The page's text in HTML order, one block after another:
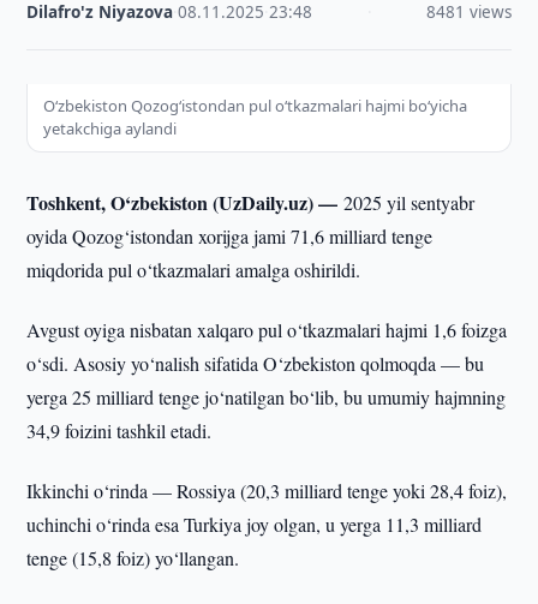
Dilafro'z Niyazova ·08.11.2025 ·23:48 8481 views
O‘zbekiston Qozog‘istondan pul o‘tkazmalari hajmi bo‘yicha
yetakchiga aylandi
Toshkent, O‘zbekiston (UzDaily.uz) —2025 yil sentyabr
oyida Qozog‘istondan xorijga jami 71,6 milliard tenge
miqdorida pul o‘tkazmalari amalga oshirildi.
Avgust oyiga nisbatan xalqaro pul o‘tkazmalari hajmi 1,6 foizga
o‘sdi. Asosiy yo‘nalish sifatida O‘zbekiston qolmoqda — bu
yerga 25 milliard tenge jo‘natilgan bo‘lib, bu umumiy hajmning
34,9 foizini tashkil etadi.
Ikkinchi o‘rinda — Rossiya (20,3 milliard tenge yoki 28,4 foiz),
uchinchi o‘rinda esa Turkiya joy olgan, u yerga 11,3 milliard
tenge (15,8 foiz) yo‘llangan.